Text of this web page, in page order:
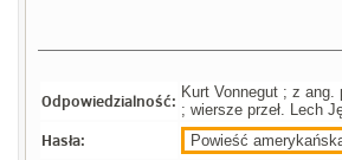
Odpowiedzialność: Kurt Vonnegut ; z ang.
; wiersze przeł. Lech
Hasła: Powieść